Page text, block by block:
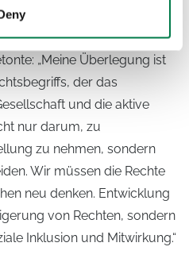
„Meine Überlegung ist
der das
und die aktive
nur darum, zu
zu nehmen, sondern
Wir müssen die Rechte
neu denken. Entwicklung
von Rechten, sondern
Inklusion und Mitwirkung.“